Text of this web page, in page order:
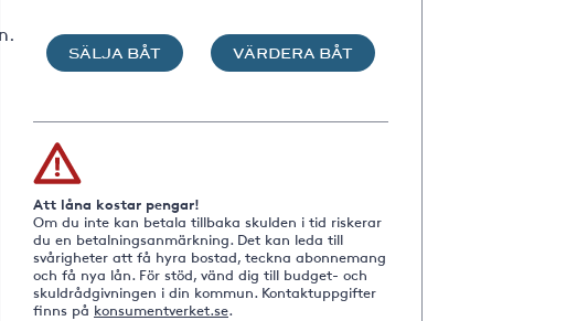
SÄLJA BÅT VÄRDERA BÅT
Att låna kostar pengar!
Om du inte kan betala tillbaka skulden i tid riskerar
du en betalningsanmärkning. Det kan leda till
svårigheter att få hyra bostad, teckna abonnemang
och få nya lån. För stöd, vänd dig till budget- och
skuldrådgivningen i din kommun. Kontaktuppgifter
finns på konsumentverket.se.